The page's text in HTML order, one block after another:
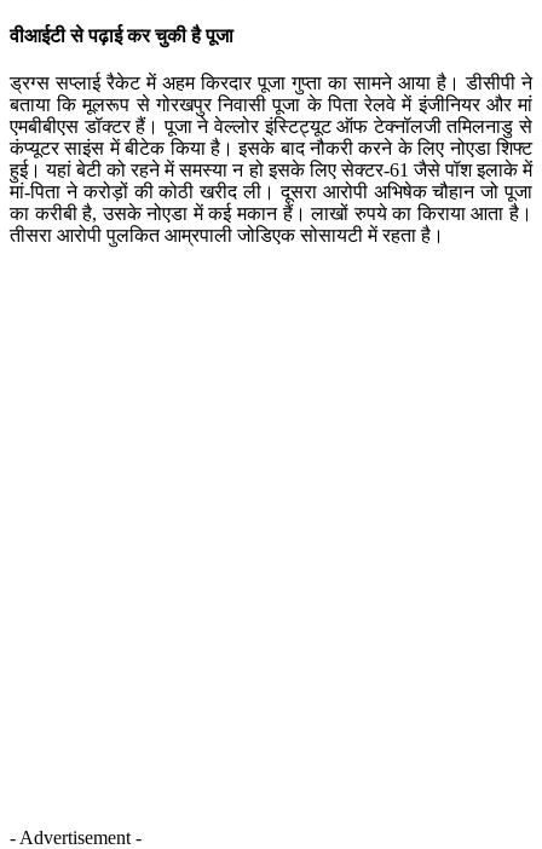
वीआईटी से पढ़ाई कर चुकी है पूजा
ड्रग्स सप्लाई रैकेट में अहम किरदार पूजा गुप्ता का सामने आया है। डीसीपी ने
बताया कि मूलरूप से गोरखपुर निवासी पूजा के पिता रेलवे में इंजीनियर और मां
एमबीबीएस डॉक्टर हैं। पूजा ने वेल्लोर इंस्टिट्यूट ऑफ टेक्नॉलजी तमिलनाडु से
कंप्यूटर साइंस में बीटेक किया है। इसके बाद नौकरी करने के लिए नोएडा शिफ्ट
हुई। यहां बेटी को रहने में समस्या न हो इसके लिए सेक्टर-61 जैसे पॉश इलाके में
मां-पिता ने करोड़ों की कोठी खरीद ली। दूसरा आरोपी अभिषेक चौहान जो पूजा
का करीबी है, उसके नोएडा में कई मकान हैं। लाखों रुपये का किराया आता है।
तीसरा आरोपी पुलकित आम्रपाली जोडिएक सोसायटी में रहता है।
- Advertisement -